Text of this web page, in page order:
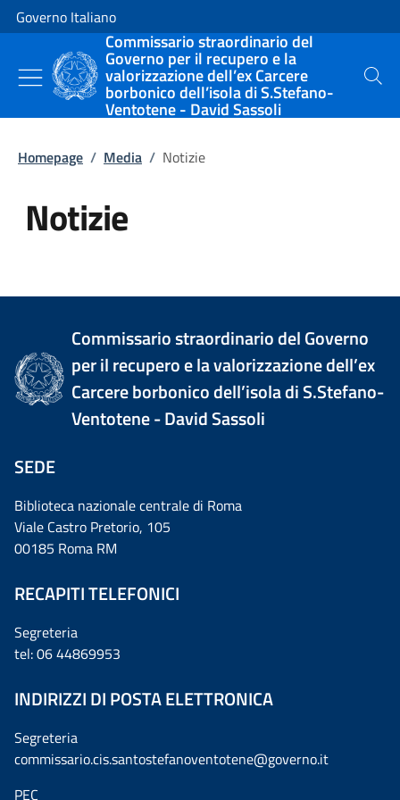
Vai al contenuto
Vai alla navigazione del sito
Governo Italiano
Commissario straordinario del
Governo per il recupero e la
valorizzazione dell’ex Carcere
borbonico dell’isola di S.Stefano-
Ventotene - David Sassoli
Cerca
Homepage / Media / Notizie
Notizie
Tutti i contenuti della pagina
Commissario straordinario del Governo
per il recupero e la valorizzazione dell’ex
Carcere borbonico dell’isola di S.Stefano-
Ventotene - David Sassoli
SEDE
Biblioteca nazionale centrale di Roma
Viale Castro Pretorio, 105
00185 Roma RM
RECAPITI TELEFONICI
Segreteria
tel: 06 44869953
INDIRIZZI DI POSTA ELETTRONICA
Segreteria
commissario.cis.santostefanoventotene@governo.it
PEC